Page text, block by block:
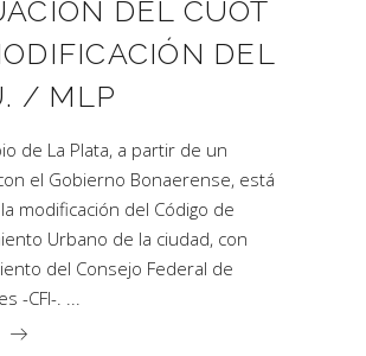
DEL CUOT
DEL
/ MLP
de La Plata, a partir de un
el Gobierno Bonaerense, está
modificación del Código de
Urbano de la ciudad, con
del Consejo Federal de
-CFI-.